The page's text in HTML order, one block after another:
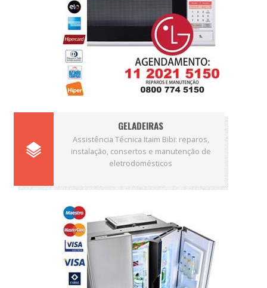
GELADEIRAS
Assistência Técnica Itaim Bibi: reparos,
instalação, consertos e manutenção de
eletrodomésticos